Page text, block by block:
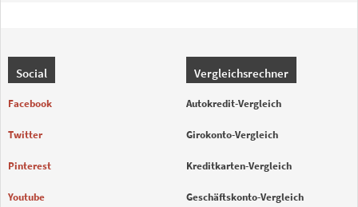
Social
Facebook
Twitter
Pinterest
Youtube
Vergleichsrechner
Autokredit-Vergleich
Girokonto-Vergleich
Kreditkarten-Vergleich
Geschäftskonto-Vergleich